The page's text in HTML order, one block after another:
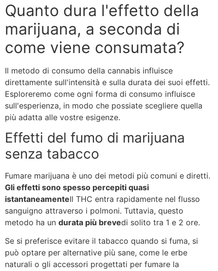
Quanto dura l'effetto della
marijuana, a seconda di
come viene consumata?
Il metodo di consumo della cannabis influisce
direttamente sull'intensità e sulla durata dei suoi effetti.
Esploreremo come ogni forma di consumo influisce
sull'esperienza, in modo che possiate scegliere quella
più adatta alle vostre esigenze.
Effetti del fumo di marijuana
senza tabacco
Fumare marijuana è uno dei metodi più comuni e diretti.
Gli effetti sono spesso percepiti quasi
istantaneamenteIl THC entra rapidamente nel flusso
sanguigno attraverso i polmoni. Tuttavia, questo
metodo ha un durata più brevedi solito tra 1 e 2 ore.
Se si preferisce evitare il tabacco quando si fuma, si
può optare per alternative più sane, come le erbe
naturali o gli accessori progettati per fumare la